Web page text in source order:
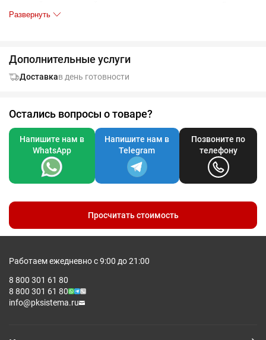
собрано в идеальной упаковке — базовом тонком шопере,
Подарочный набор Alfresco поможет повысить лояльность
проведенном мероприятии.
Развернуть
Дополнительные услуги
Доставкав день готовности
Остались вопросы о товаре?
Напишите нам в
WhatsApp
Напишите нам в
Telegram
Позвоните по
телефону
Просчитать стоимость
Работаем ежедневно с 9:00 до 21:00
8 800 301 61 80
8 800 301 61 80
info@pksistema.ru